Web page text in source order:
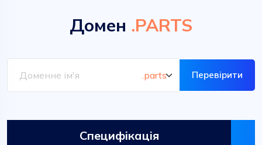
Домен .PARTS
Перевірити
Специфікація